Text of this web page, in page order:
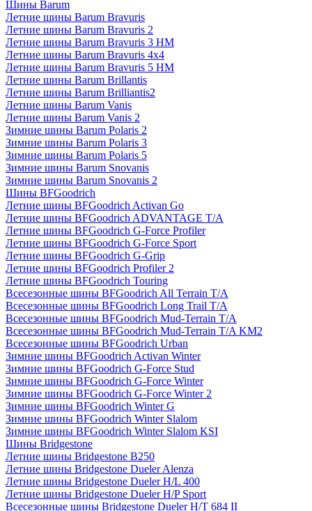
Шины Barum
Летние шины Barum Bravuris
Летние шины Barum Bravuris 2
Летние шины Barum Bravuris 3 HM
Летние шины Barum Bravuris 4х4
Летние шины Barum Bravuris 5 HM
Летние шины Barum Brillantis
Летние шины Barum Brilliantis2
Летние шины Barum Vanis
Летние шины Barum Vanis 2
Зимние шины Barum Polaris 2
Зимние шины Barum Polaris 3
Зимние шины Barum Polaris 5
Зимние шины Barum Snovanis
Зимние шины Barum Snovanis 2
Шины BFGoodrich
Летние шины BFGoodrich Activan Go
Летние шины BFGoodrich ADVANTAGE T/A
Летние шины BFGoodrich G-Force Profiler
Летние шины BFGoodrich G-Force Sport
Летние шины BFGoodrich G-Grip
Летние шины BFGoodrich Profiler 2
Летние шины BFGoodrich Touring
Всесезонные шины BFGoodrich All Terrain T/A
Всесезонные шины BFGoodrich Long Trail T/A
Всесезонные шины BFGoodrich Mud-Terrain T/A
Всесезонные шины BFGoodrich Mud-Terrain T/A KM2
Всесезонные шины BFGoodrich Urban
Зимние шины BFGoodrich Activan Winter
Зимние шины BFGoodrich G-Force Stud
Зимние шины BFGoodrich G-Force Winter
Зимние шины BFGoodrich G-Force Winter 2
Зимние шины BFGoodrich Winter G
Зимние шины BFGoodrich Winter Slalom
Зимние шины BFGoodrich Winter Slalom KSI
Шины Bridgestone
Летние шины Bridgestone B250
Летние шины Bridgestone Dueler Alenza
Летние шины Bridgestone Dueler H/L 400
Летние шины Bridgestone Dueler H/P Sport
Всесезонные шины Bridgestone Dueler H/T 684 II